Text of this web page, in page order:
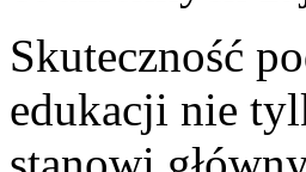
Skuteczność
edukacji nie